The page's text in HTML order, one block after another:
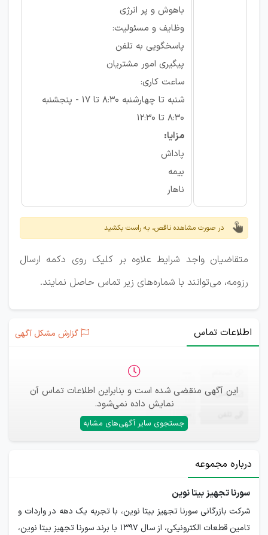
باهوش و پر انرژی
وظایف و مسئولیت:
پاسخگویی به تلفن
پیگیری امور مشتریان
ساعت کاری:
شنبه تا چهارشنبه 8:30 تا 17 - پنجشنبه
8:30 تا 12:30
مزایا:
پاداش
بیمه
ناهار
در صورت مشاهده ناقص، به راست بکشید
متقاضیان واجد شرایط علاوه بر کلیک روی دکمه ارسال
رزومه، می‌توانند با شماره‌های زیر تماس حاصل نمایند.
اطلاعات تماس گزارش مشکل آگهی
این آگهی منقضی شده است و بنابراین اطلاعات تماس آن
نمایش داده نمی‌شود.
جستجوی سایر آگهی‌های مشابه
ایمیل —
—
درباره مجموعه
سورنا تجهیز بیتا نوین
شرکت بازرگانی سورنا تجهیز بیتا نوین، با تجربه یک دهه در واردات و
تامین قطعات الکترونیکی، از سال 1397 با برند سورنا تجهیز بیتا نوین،